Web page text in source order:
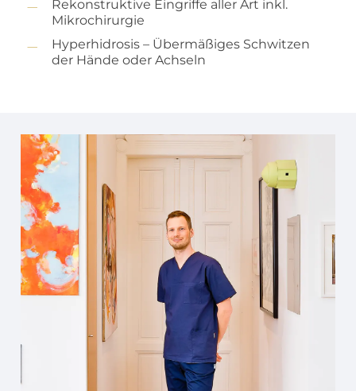
Rekonstruktive Eingriffe aller Art inkl.
Mikrochirurgie
Hyperhidrosis – Übermäßiges Schwitzen
der Hände oder Achseln